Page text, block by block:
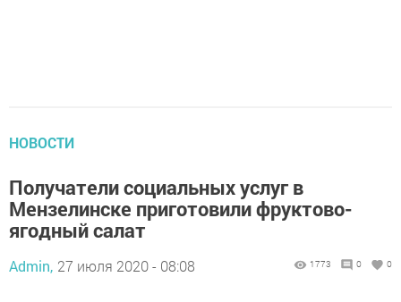
НОВОСТИ
Получатели социальных услуг в
Мензелинске приготовили фруктово-
ягодный салат
Admin, 27 июля 2020 - 08:08 1773 0 0